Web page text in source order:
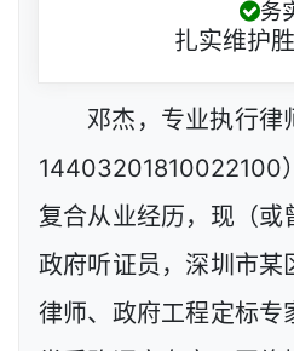
务
扎实维护
邓杰，专业执行律
14403201810022100
复合从业经历，现（或
政府听证员，深圳市某
律师、政府工程定标专